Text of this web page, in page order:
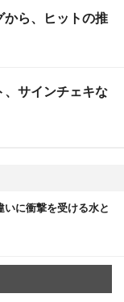
ら、ヒットの推
サインチェキな
に衝撃を受ける水と